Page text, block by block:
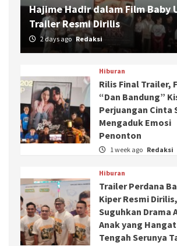
Hajime Hadir dalam Film Baby
Trailer Resmi Dirilis
2 days ago Redaksi
Hiburan
Rilis Final Trailer,
“Dan Bandung”
Perjuangan Cinta
Mengaduk Emosi
Penonton
1 week ago Redaksi
Hiburan
Trailer Perdana
Kiper Resmi Dirilis,
Suguhkan Drama
Anak yang
Tengah Serunya